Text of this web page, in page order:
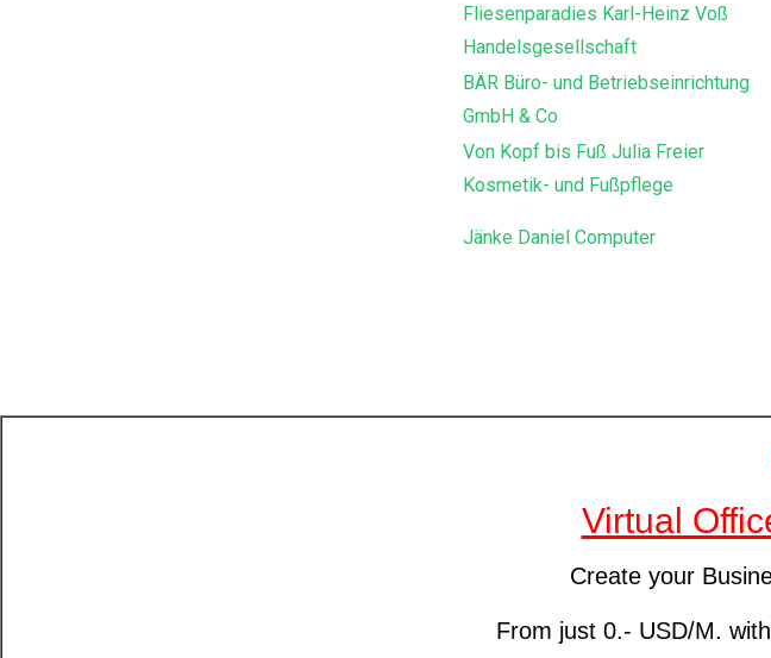
Fliesenparadies Karl-Heinz Voß
Handelsgesellschaft
BÄR Büro- und Betriebseinrichtung
GmbH & Co
Von Kopf bis Fuß Julia Freier
Kosmetik- und Fußpflege
Jänke Daniel Computer